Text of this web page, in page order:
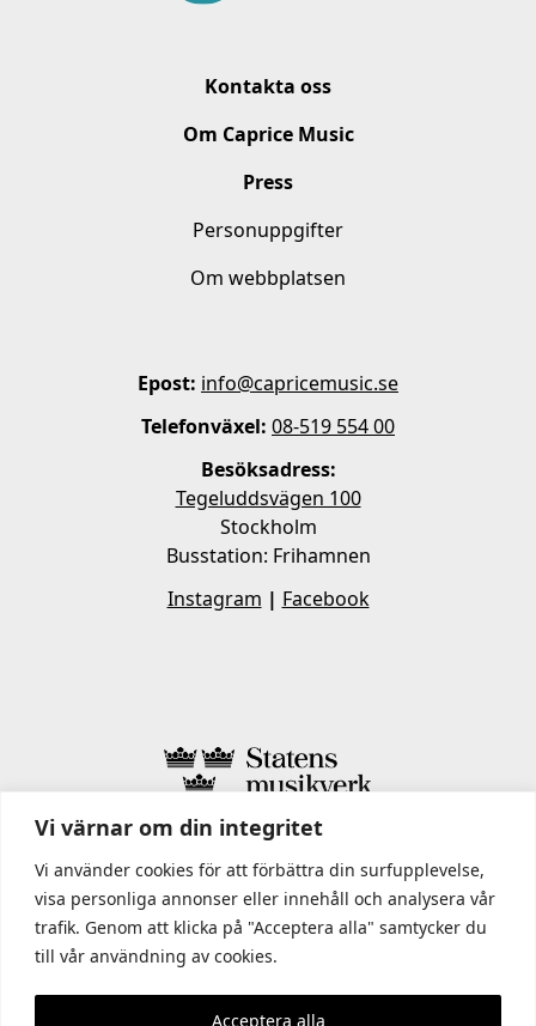
Vi värnar om din integritet
Vi använder cookies för att förbättra din surfupplevelse,
visa personliga annonser eller innehåll och analysera vår
trafik. Genom att klicka på "Acceptera alla" samtycker du
till vår användning av cookies.
Acceptera alla
Kontakta oss
Om Caprice Music
Press
Personuppgifter
Om webbplatsen
Epost: info@capricemusic.se
Telefonväxel: 08-519 554 00
Besöksadress:
Tegeluddsvägen 100
Stockholm
Busstation: Frihamnen
Instagram | Facebook
I STATENS MUSIKVERK INGÅR